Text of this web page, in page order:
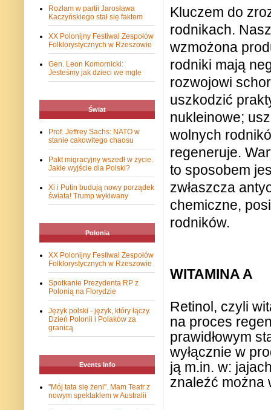
Kluczem do
rodnikach.
wzmożona
rodniki mają
rozwojowi
uszkodzić
nukleinowe;
wolnych
regeneruje.
to sposobem
zwłaszcza
chemiczne,
rodników.
WITAMINA A
Retinol, czyli
na proces
prawidłowym
wyłącznie w
ją m.in. w:
znaleźć można
Rozłam w partii Jarosława
Kaczyńskiego stał się faktem
XX Polonijny Festiwal Zespołów
Folklorystycznych w Rzeszowie
Gen. Leon Komornicki:
Jesteśmy jak dzieci we mgle
Świat
Prof. Jeffrey Sachs: NATO w
stanie cakowitego chaosu
Pakt migracyjny wszedł w życie.
Jakie wyjście dla Polski?
Xi i Putin budują nowy porządek
świata! Trump wykiwany
Polonia
XX Polonijny Festiwal Zespołów
Folklorystycznych w Rzeszowie
Spotkanie Prezydenta RP z
Polonią na Florydzie
Język polski - język, który łączy.
Dzień Polonii i Polaków za
granicą
Events Info
"Mój tata się żeni". Mam Teatr z
nowym spektaklem w Australii